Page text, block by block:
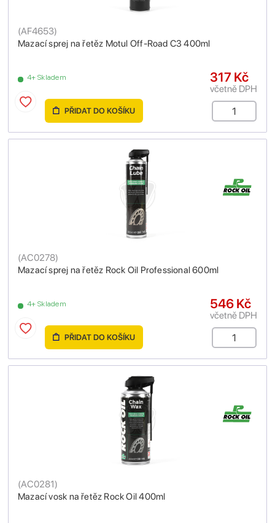
Mazací sprej na řetěz Motul Off-Road C3 400ml
(AF4653)
4+ Skladem 317 Kč
včetně DPH
PŘIDAT DO KOŠÍKU
Mazací sprej na řetěz Rock Oil Professional 600ml
(AC0278)
4+ Skladem 546 Kč
včetně DPH
PŘIDAT DO KOŠÍKU
Mazací vosk na řetěz Rock Oil 400ml
(AC0281)